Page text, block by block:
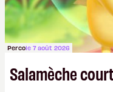
Percole 7 août 2026
Salamèche